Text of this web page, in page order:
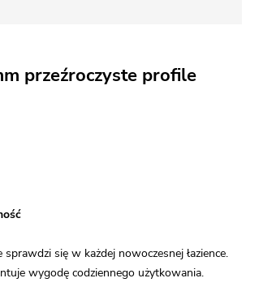
przeźroczyste profile
się w każdej nowoczesnej łazience.
wygodę codziennego użytkowania.